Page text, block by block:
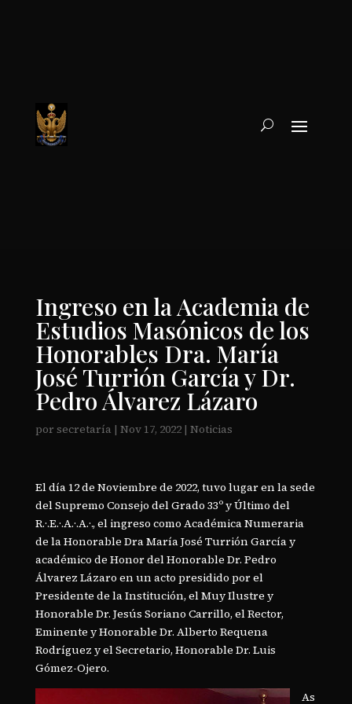
Ingreso en la Academia de
Estudios Masónicos de los
Honorables Dra. María
José Turrión García y Dr.
Pedro Álvarez Lázaro
por secretaría | Nov 17, 2022| Noticias
El día 12 de Noviembre de 2022, tuvo lugar en la sede
del Supremo Consejo del Grado 33º y Último del
R.·.E.·.A.·.A.·., el ingreso como Académica Numeraria
de la Honorable Dra María José Turrión García y
académico de Honor del Honorable Dr. Pedro
Álvarez Lázaro en un acto presidido por el
Presidente de la Institución, el Muy Ilustre y
Honorable Dr. Jesús Soriano Carrillo, el Rector,
Eminente y Honorable Dr. Alberto Requena
Rodríguez y el Secretario, Honorable Dr. Luis
Gómez-Ojero.
As